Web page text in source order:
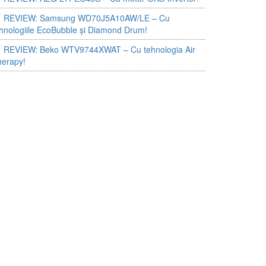
REVIEW: Samsung WD70J5A10AW/LE – Cu
EcoBubble și Diamond Drum!
REVIEW: Beko WTV9744XWAT – Cu tehnologia Air